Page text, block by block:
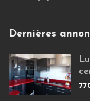
Dernières